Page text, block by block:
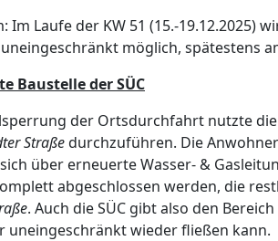
Im Laufe der KW 51 (15.-19.12.2025)
möglich, spätestens
Baustelle der SÜC
der Ortsdurchfahrt nutzte
Straßedurchzuführen. Die
über erneuerte Wasser- &
abgeschlossen werden, die
. Auch die SÜC gibt also den Bereich
uneingeschränkt wieder fließen kann.